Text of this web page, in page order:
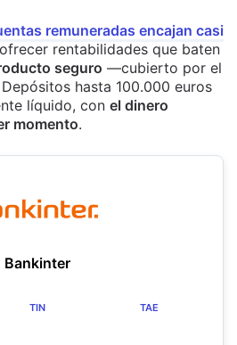
remuneradas encajan casi
rentabilidades que baten
seguro —cubierto por el
hasta 100.000 euros
líquido, con el dinero
momento.
Bankinter
TIN TAE